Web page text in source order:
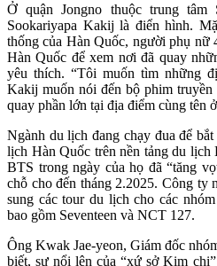
Ở quận Jongno thuộc trung tâm
Sookariyapa Kakij là điển hình.
thống của Hàn Quốc, người phụ nữ
Hàn Quốc để xem nơi đã quay
yêu thích. “Tôi muốn tìm những
Kakij muốn nói đến bộ phim
quay phần lớn tại địa điểm cùng tên
Ngành du lịch đang chạy đua để
lịch Hàn Quốc trên nền tảng du
BTS trong ngày của họ đã “tăng
chỗ cho đến tháng 2.2025. Công ty
sung các tour du lịch cho các
bao gồm Seventeen và NCT 127.
Ông Kwak Jae-yeon, Giám đốc
biết, sự nổi lên của “xứ sở Kim